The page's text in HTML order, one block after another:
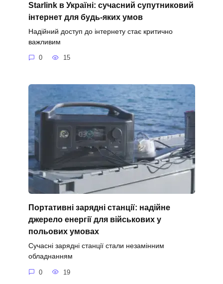
Starlink в Україні: сучасний супутниковий
інтернет для будь-яких умов
Надійний доступ до інтернету стає критично
важливим
0 15
Портативні зарядні станції: надійне
джерело енергії для військових у
польових умовах
Сучасні зарядні станції стали незамінним
обладнанням
0 19